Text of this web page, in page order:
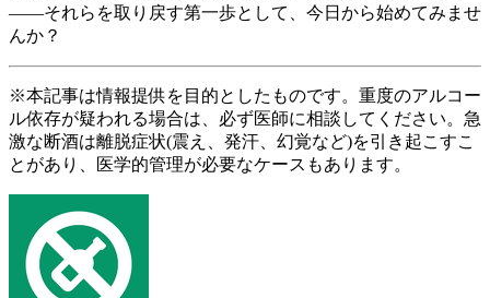
——それらを取り戻す第一歩として、今日から始めてみませ
んか？
※本記事は情報提供を目的としたものです。重度のアルコー
ル依存が疑われる場合は、必ず医師に相談してください。急
激な断酒は離脱症状(震え、発汗、幻覚など)を引き起こすこ
とがあり、医学的管理が必要なケースもあります。